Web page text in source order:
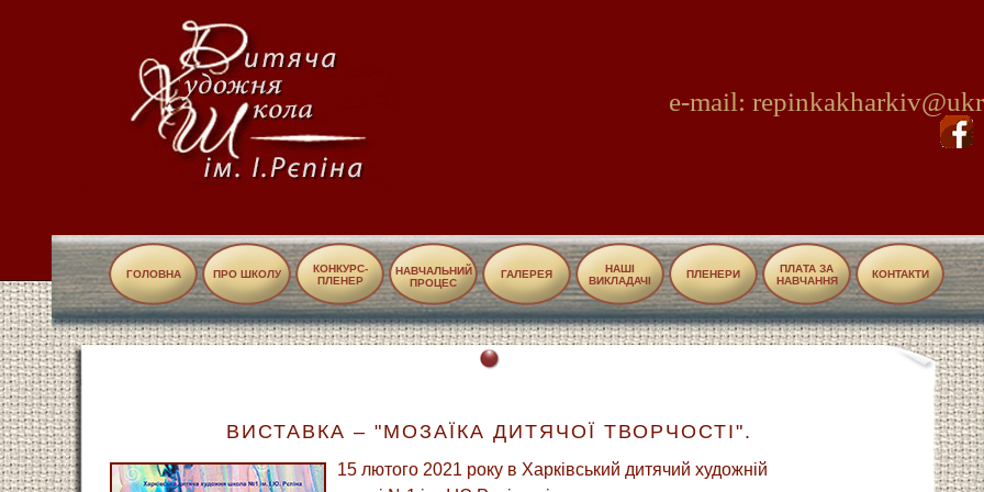
e-mail:
ГОЛОВНА ПРО ШКОЛУ
КОНКУРС-
ПЛЕНЕР
НАВЧАЛЬНИЙ
ПРОЦЕС
ГАЛЕРЕЯ
НАШІ
ВИКЛАДАЧІ
ПЛЕНЕРИ
ПЛАТА ЗА
НАВЧАННЯ
КОНТАКТИ
ВИСТАВКА – "МОЗАЇКА ДИТЯЧОЇ ТВОРЧОСТІ".
15 лютого 2021 року в Харківський дитячий художній